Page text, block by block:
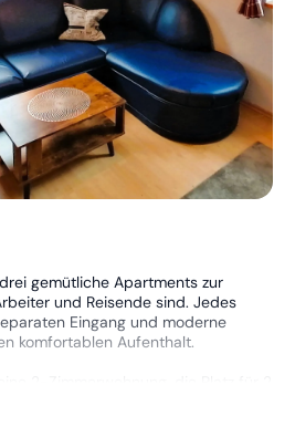
gemütliche Apartments zur
und Reisende sind. Jedes
Eingang und moderne
komfortablen Aufenthalt.
über ein eigenes Bad mit